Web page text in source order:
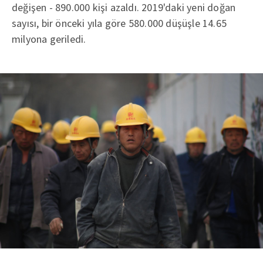
değişen - 890.000 kişi azaldı. 2019'daki yeni doğan
sayısı, bir önceki yıla göre 580.000 düşüşle 14.65
milyona geriledi.